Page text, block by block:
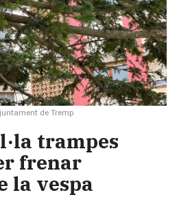
de Tremp
trampes
frenar
la vespa